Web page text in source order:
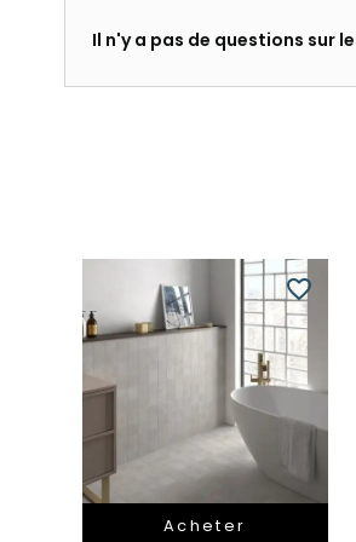
Il n'y a pas de questions sur
Acheter
favorite_border